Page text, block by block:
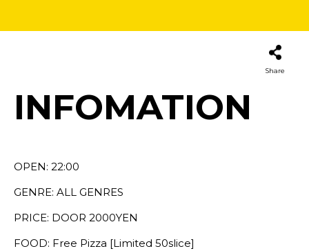
Share
INFOMATION
OPEN: 22:00
GENRE: ALL GENRES
PRICE: DOOR 2000YEN
FOOD: Free Pizza [Limited 50slice]